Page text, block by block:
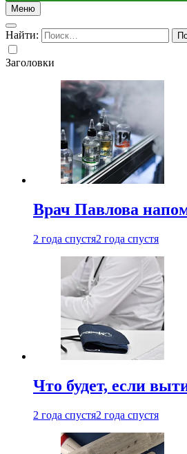
Меню
Найти:
Заголовки
Врач Павлова
2 года спустя2 года спустя
Что будет, если
2 года спустя2 года спустя